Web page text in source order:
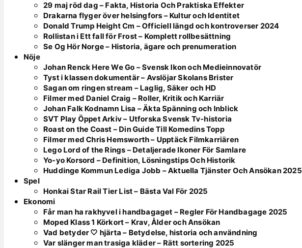
29 maj röd dag – Fakta, Historia Och Praktiska Effekter
Drakarna flyger över helsingfors – Kultur och Identitet
Donald Trump Height Cm – Officiell längd och kontroverser 2024
Rollistan i Ett fall för Frost – Komplett rollbesättning
Se Og Hör Norge – Historia, ägare och prenumeration
Nöje
Johan Renck Here We Go – Svensk Ikon och Medieinnovatör
Tyst i klassen dokumentär – Avslöjar Skolans Brister
Sagan om ringen stream – Laglig, Säker och HD
Filmer med Daniel Craig – Roller, Kritik och Karriär
Johan Falk Kodnamn Lisa – Äkta Spänning och Inblick
SVT Play Öppet Arkiv – Utforska Svensk Tv-historia
Roast on the Coast – Din Guide Till Komedins Topp
Filmer med Chris Hemsworth – Upptäck Filmkarriären
Lego Lord of the Rings – Detaljerade Ikoner För Samlare
Yo-yo Korsord – Definition, Lösningstips Och Historik
Huddinge Kommun Lediga Jobb – Aktuella Tjänster Och Ansökan 2025
Spel
Honkai Star Rail Tier List – Bästa Val För 2025
Ekonomi
Får man ha rakhyvel i handbagaget – Regler För Handbagage 2025
Moped Klass 1 Körkort – Krav, Ålder och Ansökan
Vad betyder 🤍 hjärta – Betydelse, historia och användning
Var slänger man trasiga kläder – Rätt sortering 2025